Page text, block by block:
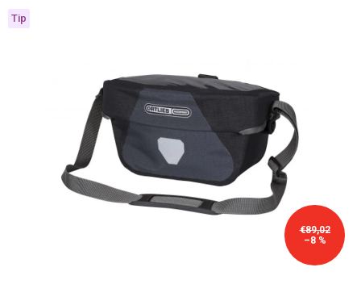
produktu
je
€89,02
–8 %
Tip